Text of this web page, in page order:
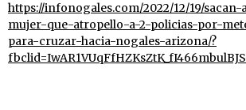
https://infonogales.com/2022/12/19/
mujer-que-atropello-a-2-policias-por-
para-cruzar-hacia-nogales-arizona/?